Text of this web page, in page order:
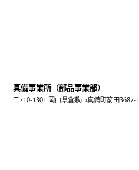
真備事業所（部品事業部）
〒710-1301 岡山県倉敷市真備町箭田3687-1